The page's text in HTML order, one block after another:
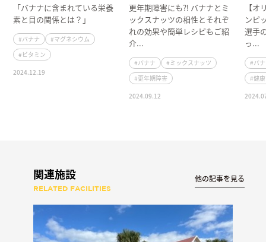
「バナナに含まれている栄養
素と目の関係とは？」
#バナナ
#マグネシウム
#ビタミン
2024.12.19
更年期障害にも⁈ バナナとミ
ックスナッツの相性とそれぞ
れの効果や簡単レシピもご紹
介...
#バナナ
#ミックスナッツ
#更年期障害
2024.09.12
【
ンピ
選手
っ...
#バ
#健
関連施設
RELATED FACILITIES
他の記事を見る